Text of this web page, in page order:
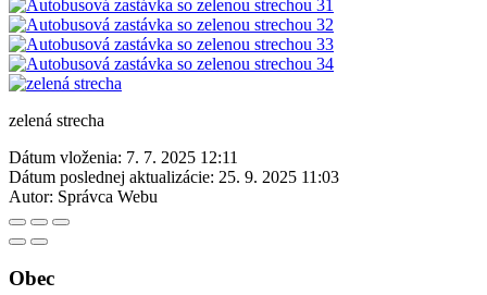
zelená strecha
Dátum vloženia: 7. 7. 2025 12:11
Dátum poslednej aktualizácie: 25. 9. 2025 11:03
Autor: Správca Webu
Obec